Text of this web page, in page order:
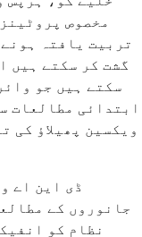
مخصوص
تربیت یافتہ
گشت کر سکتے ہیں
سکتے ہیں جو
ابتدائی مطالعات
ویکسین پھیلاؤ کی
ڈی این اے
جانوروں کے
نظام کو